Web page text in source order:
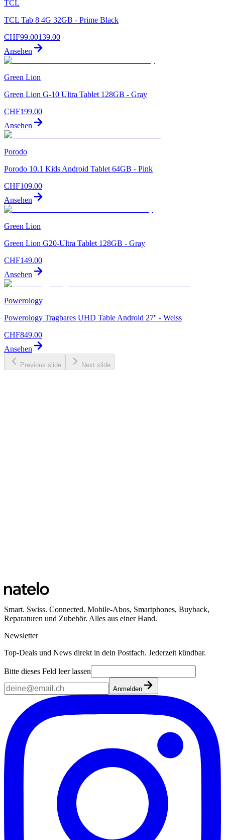
TCL
TCL Tab 8 4G 32GB - Prime Black
CHF99.00139.00
Ansehen
Green Lion
Green Lion G-10 Ultra Tablet 128GB - Gray
CHF199.00
Ansehen
Porodo
Porodo 10.1 Kids Android Tablet 64GB - Pink
CHF109.00
Ansehen
Green Lion
Green Lion G20-Ultra Tablet 128GB - Gray
CHF149.00
Ansehen
Powerology
Powerology Tragbares UHD Table Android 27'' - Weiss
CHF849.00
Ansehen
Previous slide Next slide
Smart. Swiss. Connected. Mobile-Abos, Smartphones, Buyback,
Reparaturen und Zubehör. Alles aus einer Hand.
Newsletter
Top-Deals und News direkt in dein Postfach. Jederzeit kündbar.
Bitte dieses Feld leer lassen
Anmelden